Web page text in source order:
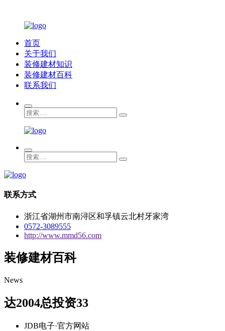
首页
关于我们
装修建材知识
装修建材百科
联系我们
联系方式
浙江省湖州市南浔区和孚镇云北村牙家湾
0572-3089555
http://www.mmd56.com
装修建材百科
News
达2004总投资33
JDB电子·官方网站